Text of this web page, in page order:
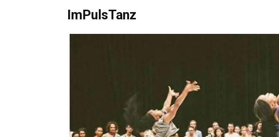
ImPulsTanz